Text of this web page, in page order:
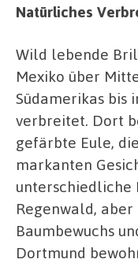
Natürliches
Wild lebende
Mexiko über
Südamerikas bis
verbreitet. Dort
gefärbte Eule,
markanten
unterschiedliche
Regenwald,
Baumbewuchs
Dortmund